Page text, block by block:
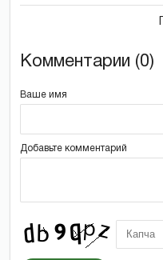
Комментарии (0)
Ваше имя
Добавьте комментарий